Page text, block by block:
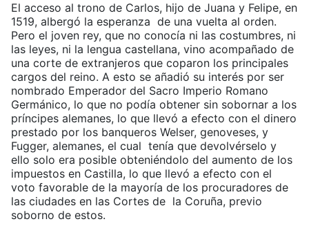
El acceso al trono de Carlos, hijo de Juana y Felipe, en
1519, albergó la esperanza de una vuelta al orden.
Pero el joven rey, que no conocía ni las costumbres, ni
las leyes, ni la lengua castellana, vino acompañado de
una corte de extranjeros que coparon los principales
cargos del reino. A esto se añadió su interés por ser
nombrado Emperador del Sacro Imperio Romano
Germánico, lo que no podía obtener sin sobornar a los
príncipes alemanes, lo que llevó a efecto con el dinero
prestado por los banqueros Welser, genoveses, y
Fugger, alemanes, el cual tenía que devolvérselo y
ello solo era posible obteniéndolo del aumento de los
impuestos en Castilla, lo que llevó a efecto con el
voto favorable de la mayoría de los procuradores de
las ciudades en las Cortes de la Coruña, previo
soborno de estos.